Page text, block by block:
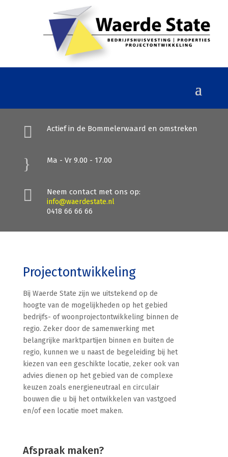
 Actief in de Bommelerwaard en omstreken
} Ma - Vr 9.00 - 17.00
 Neem contact met ons op:
info@waerdestate.nl
0418 66 66 66
Projectontwikkeling
Bij Waerde State zijn we uitstekend op de
hoogte van de mogelijkheden op het gebied
bedrijfs- of woonprojectontwikkeling binnen de
regio. Zeker door de samenwerking met
belangrijke marktpartijen binnen en buiten de
regio, kunnen we u naast de begeleiding bij het
kiezen van een geschikte locatie, zeker ook van
advies dienen op het gebied van de complexe
keuzen zoals energieneutraal en circulair
bouwen die u bij het ontwikkelen van vastgoed
en/of een locatie moet maken.
Afspraak maken?